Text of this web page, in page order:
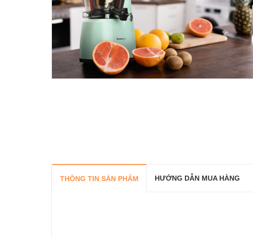
THÔNG TIN SẢN PHẨM HƯỚNG DẪN MUA HÀNG